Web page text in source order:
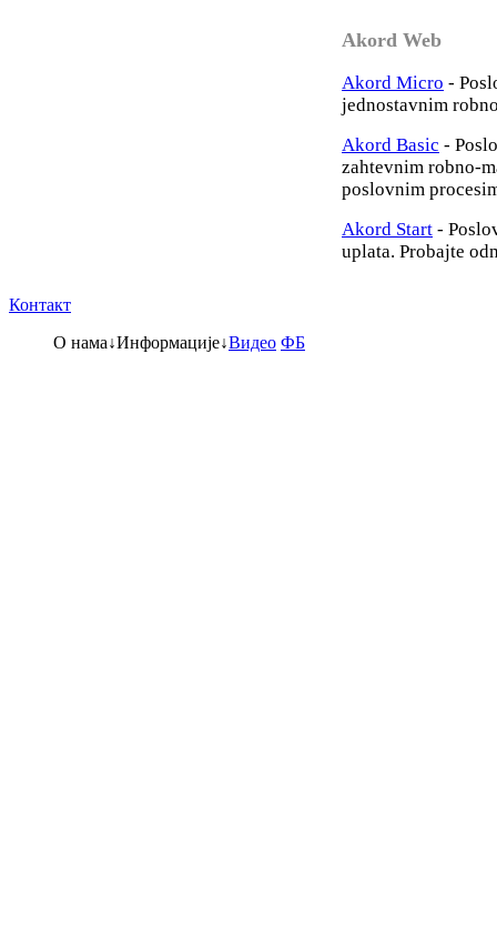
Akord Web
Akord Micro -
jednostavnim
Akord Basic -
zahtevnim robno-
poslovnim
Akord Start -
uplata. Probajte
Контакт
О нама↓Информације↓Видео ФБ